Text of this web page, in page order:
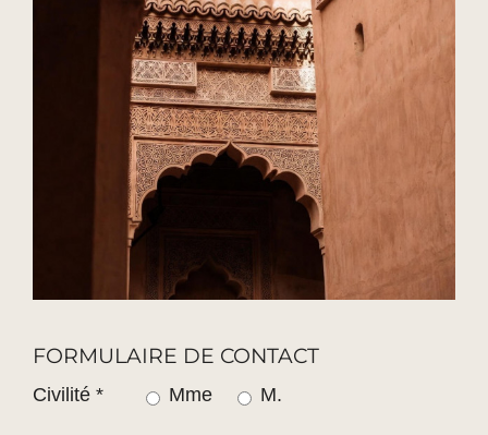
FORMULAIRE DE CONTACT
Civilité * Mme M.